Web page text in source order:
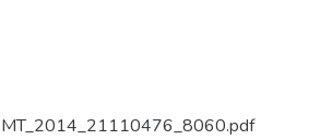
MT_2014_21110476_8060.pdf